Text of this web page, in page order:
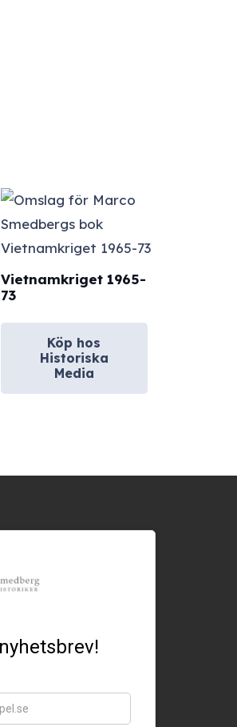
Vietnamkriget 1965-
73
Köp hos
Historiska
Media